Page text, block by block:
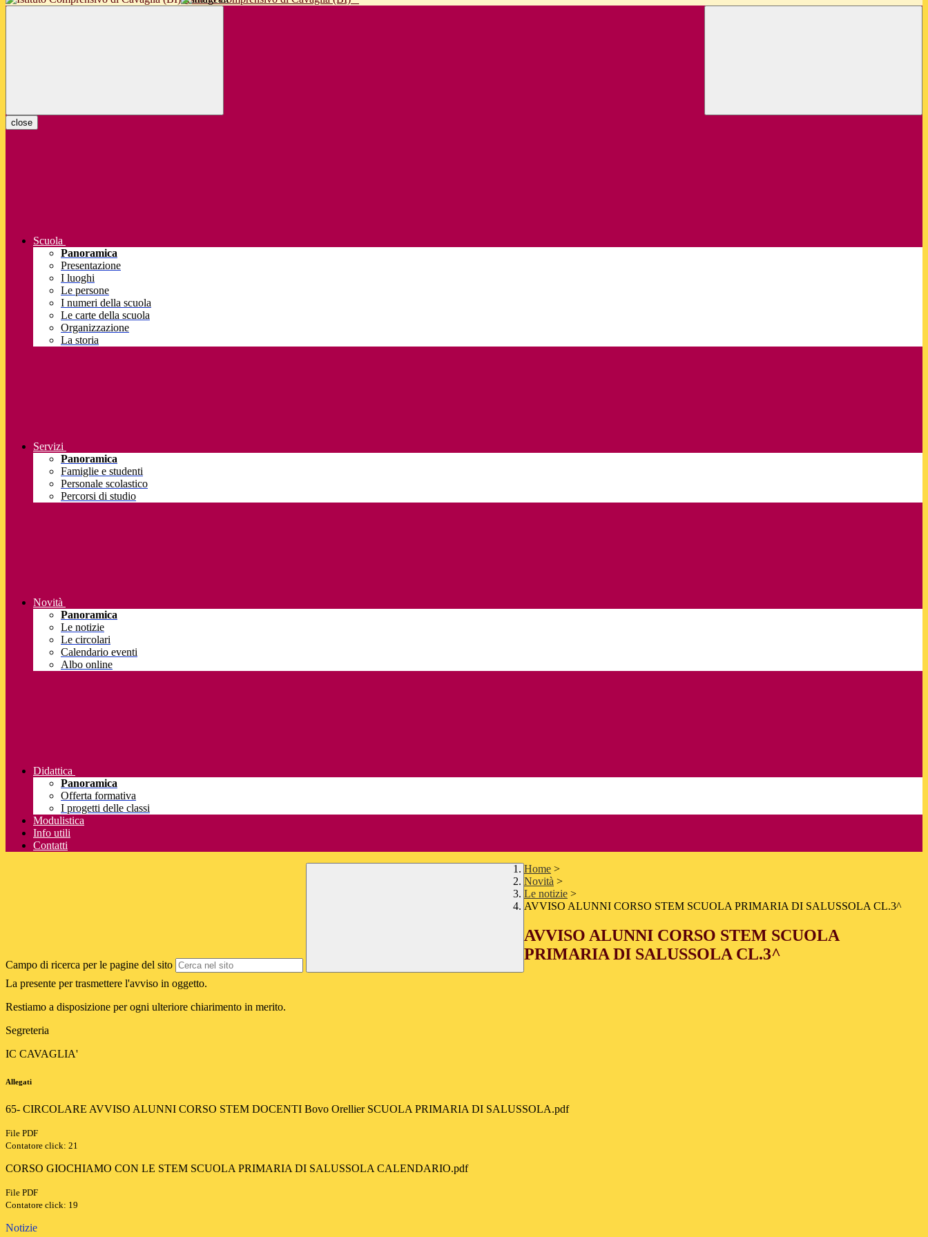
close
Scuola
Panoramica
Presentazione
I luoghi
Le persone
I numeri della scuola
Le carte della scuola
Organizzazione
La storia
Servizi
Panoramica
Famiglie e studenti
Personale scolastico
Percorsi di studio
Novità
Panoramica
Le notizie
Le circolari
Calendario eventi
Albo online
Didattica
Panoramica
Offerta formativa
I progetti delle classi
Modulistica
Info utili
Contatti
Campo di ricerca per le pagine del sito
Home >
Novità >
Le notizie >
AVVISO ALUNNI CORSO STEM SCUOLA PRIMARIA DI SALUSSOLA CL.3^
AVVISO ALUNNI CORSO STEM SCUOLA
PRIMARIA DI SALUSSOLA CL.3^
La presente per trasmettere l'avviso in oggetto.
Restiamo a disposizione per ogni ulteriore chiarimento in merito.
Segreteria
IC CAVAGLIA'
Allegati
65- CIRCOLARE AVVISO ALUNNI CORSO STEM DOCENTI Bovo Orellier SCUOLA PRIMARIA DI SALUSSOLA.pdf
File PDF
Contatore click: 21
CORSO GIOCHIAMO CON LE STEM SCUOLA PRIMARIA DI SALUSSOLA CALENDARIO.pdf
File PDF
Contatore click: 19
Notizie